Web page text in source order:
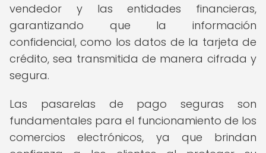
vendedor y las entidades financieras,
garantizando que la información
confidencial, como los datos de la tarjeta de
crédito, sea transmitida de manera cifrada y
segura.
Las pasarelas de pago seguras son
fundamentales para el funcionamiento de los
comercios electrónicos, ya que brindan